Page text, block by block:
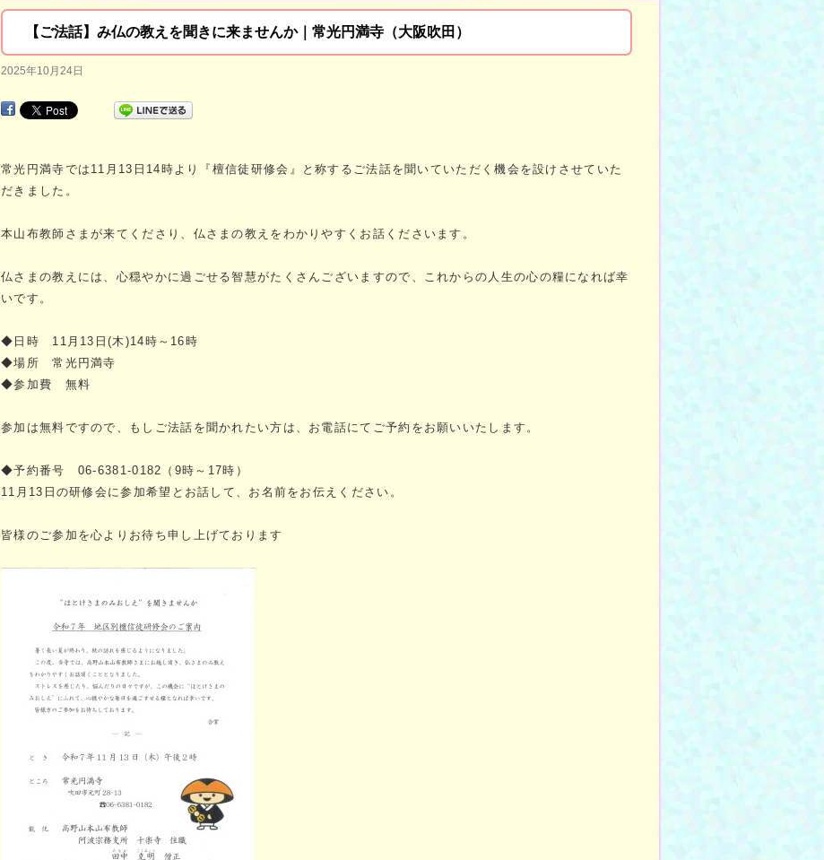
【ご法話】み仏の教えを聞きに来ませんか｜常光円満寺（大阪吹田）
2025年10月24日
常光円満寺では11月13日14時より『檀信徒研修会』と称するご法話を聞いていただく機会を設けさせていた
だきました。
本山布教師さまが来てくださり、仏さまの教えをわかりやすくお話くださいます。
仏さまの教えには、心穏やかに過ごせる智慧がたくさんございますので、これからの人生の心の糧になれば幸
いです。
◆日時 11月13日(木)14時～16時
◆場所 常光円満寺
◆参加費 無料
参加は無料ですので、もしご法話を聞かれたい方は、お電話にてご予約をお願いいたします。
◆予約番号 06-6381-0182（9時～17時）
11月13日の研修会に参加希望とお話して、お名前をお伝えください。
皆様のご参加を心よりお待ち申し上げております